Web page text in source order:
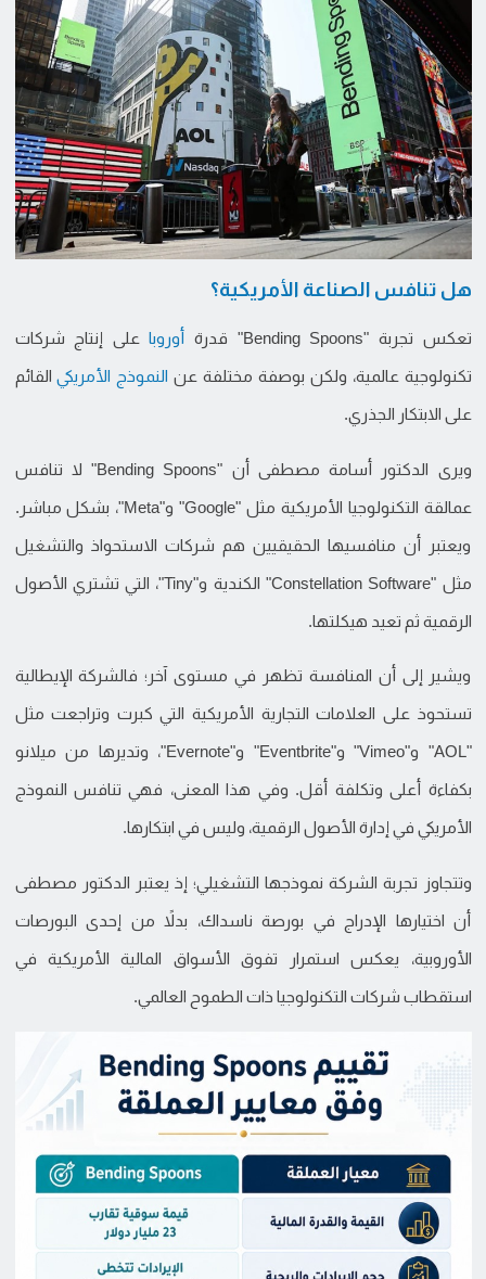
هل تنافس الصناعة الأمريكية؟
تعكس تجربة "Bending Spoons" قدرة أوروباعلى إنتاج شركات
تكنولوجية عالمية، ولكن بوصفة مختلفة عنالنموذج الأمريكيالقائم
على الابتكار الجذري.
ويرى الدكتور أسامة مصطفى أن "Bending Spoons" لا تنافس
عمالقة التكنولوجيا الأمريكية مثل "Google" و"Meta"، بشكل مباشر.
ويعتبر أن منافسيها الحقيقيين هم شركات الاستحواذ والتشغيل
مثل "Constellation Software" الكندية و"Tiny"، التي تشتري الأصول
الرقمية ثم تعيد هيكلتها.
ويشير إلى أن المنافسة تظهر في مستوى آخر؛ فالشركة الإيطالية
تستحوذ على العلامات التجارية الأمريكية التي كبرت وتراجعت مثل
"AOL" و"Vimeo" و"Eventbrite" و"Evernote"، وتديرها من ميلانو
بكفاءة أعلى وتكلفة أقل. وفي هذا المعنى، فهي تنافس النموذج
الأمريكي في إدارة الأصول الرقمية، وليس في ابتكارها.
وتتجاوز تجربة الشركة نموذجها التشغيلي؛ إذ يعتبر الدكتور مصطفى
أن اختيارها الإدراج في بورصة ناسداك، بدلاً من إحدى البورصات
الأوروبية، يعكس استمرار تفوق الأسواق المالية الأمريكية في
استقطاب شركات التكنولوجيا ذات الطموح العالمي.